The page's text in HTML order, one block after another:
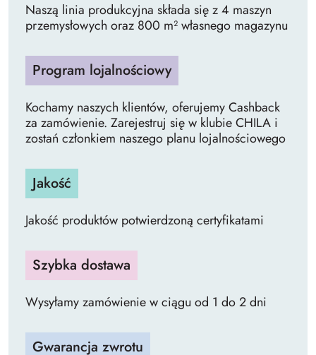
Naszą linia produkcyjna składa się z 4 maszyn
przemysłowych oraz 800 m² własnego magazynu
Program lojalnościowy
Kochamy naszych klientów, oferujemy Cashback
za zamówienie. Zarejestruj się w klubie CHILA i
zostań członkiem naszego planu lojalnościowego
Jakość
Jakość produktów potwierdzoną certyfikatami
Szybka dostawa
Wysyłamy zamówienie w ciągu od 1 do 2 dni
Gwarancja zwrotu